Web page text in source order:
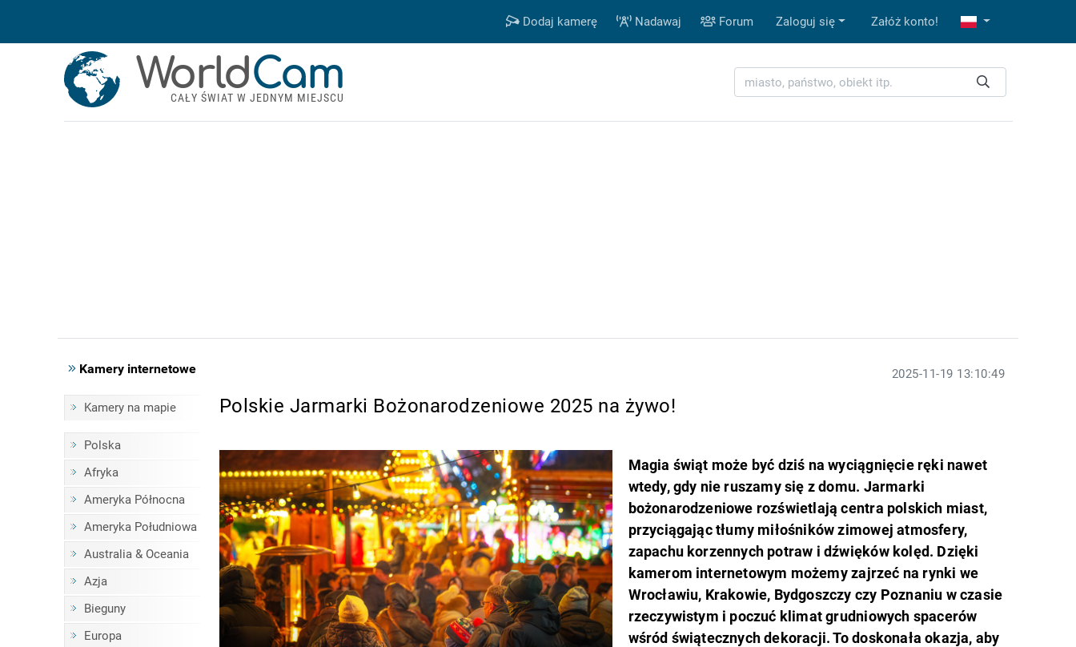
Dodaj kamerę Nadawaj Forum Zaloguj się Załóż konto!
WorldCam
CAŁY ŚWIAT W JEDNYM MIEJSCU
Kamery internetowe
Kamery na mapie
Polska
Afryka
Ameryka Północna
Ameryka Południowa
Australia & Oceania
Azja
Bieguny
Europa
2025-11-19 13:10:49
Polskie Jarmarki Bożonarodzeniowe 2025 na żywo!
Magia świąt może być dziś na wyciągnięcie ręki nawet
wtedy, gdy nie ruszamy się z domu. Jarmarki
bożonarodzeniowe rozświetlają centra polskich miast,
przyciągając tłumy miłośników zimowej atmosfery,
zapachu korzennych potraw i dźwięków kolęd. Dzięki
kamerom internetowym możemy zajrzeć na rynki we
Wrocławiu, Krakowie, Bydgoszczy czy Poznaniu w czasie
rzeczywistym i poczuć klimat grudniowych spacerów
wśród świątecznych dekoracji. To doskonała okazja, aby